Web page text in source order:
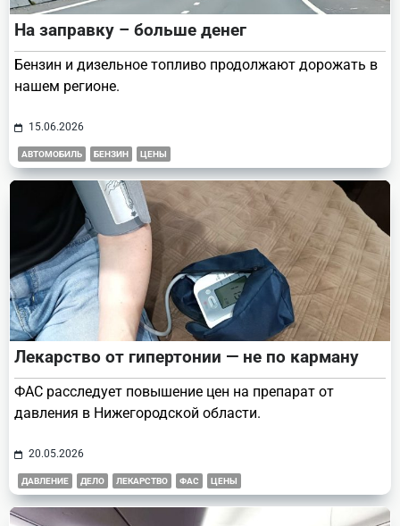
На заправку – больше денег
Бензин и дизельное топливо продолжают дорожать в
нашем регионе.
15.06.2026
АВТОМОБИЛЬ БЕНЗИН ЦЕНЫ
Лекарство от гипертонии — не по карману
ФАС расследует повышение цен на препарат от
давления в Нижегородской области.
20.05.2026
ДАВЛЕНИЕ ДЕЛО ЛЕКАРСТВО ФАС ЦЕНЫ